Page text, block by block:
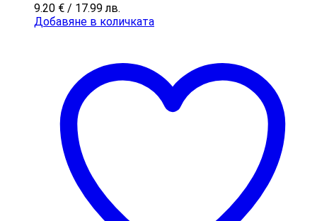
9.20 € / 17.99 лв.
Добавяне в количката